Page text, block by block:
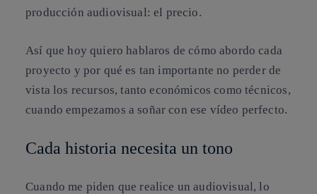
producción audiovisual: el precio.
Así que hoy quiero hablaros de cómo abordo cada
proyecto y por qué es tan importante no perder de
vista los recursos, tanto económicos como técnicos,
cuando empezamos a soñar con ese vídeo perfecto.
Cada historia necesita un tono
Cuando me piden que realice un audiovisual, lo